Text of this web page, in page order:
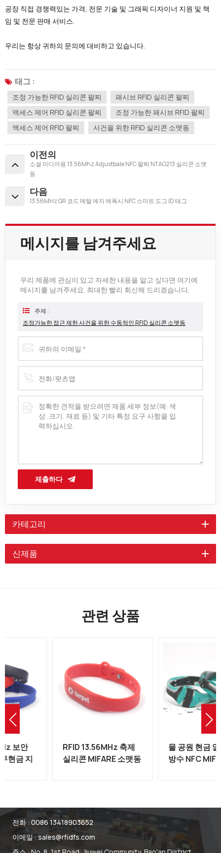
공장 직접 경쟁력있는 가격, 전문 기술 및 그래픽 디자이너 지원 및 책
임 및 전문 판매 서비스.
우리는 항상 귀하의 문의에 대비하고 있습니다.
태그 :
조정 가능한 RFID 실리콘 팔찌
패시브 RFID 실리콘 팔찌
액세스 제어 RFID 실리콘 팔찌
조정 가능한 패시브 RFID 팔찌
액세스 제어 RFID 팔찌
사건을 위한 RFID 실리콘 소맷동
이전의
소셜 미디어용 13.56Mhz Adjustbale NFC 팔찌 NTAG213 실리콘 소맷
동
다음
13.56MHz QR 코드 메탈 에지 에폭시 NFC 스마트 도그 ID 태그
메시지를 남겨주세요
우리 제품에 관심이 있고 자세한 내용을 알고 싶다면 여기에
메시지를 남겨주세요. 최대한 빨리 회신해 드리겠습니다.
주제 :
조정가능한 접근 제한 사건을 위한 수동적인 RFID 실리콘 소맷동
제출하다
카테고리
신제품
관련 상품
RFID 13.56MHz 축제
실리콘 MIFARE 소맷동
물 공원 현금 없는 지불
방수 NFC MIFARE
전화 : 0086 13418903652
이메일 : sales@rfidfs.com